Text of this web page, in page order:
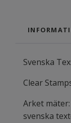
Svenska
Clear
Arket
svenska